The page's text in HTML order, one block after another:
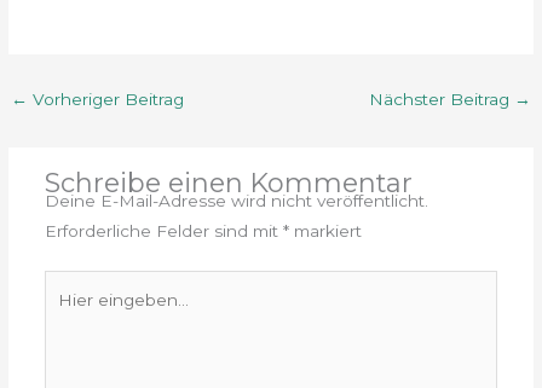
← Vorheriger Beitrag Nächster Beitrag →
Schreibe einen Kommentar
Deine E-Mail-Adresse wird nicht veröffentlicht.
Erforderliche Felder sind mit *markiert
eingeben…